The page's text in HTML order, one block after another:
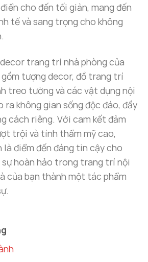
là tác phẩm nghệ thuật mà
bỉ, giúp bạn có thể sử dụng
hư hỏng hay mất đi giá trị thẩm
Phù Hợp Với Mọi Không
tượng làn nướctừDecor Hà
linh hoạt, phù hợp với mọi
Các kích thước tranh bao
thước này, bạn có thể dễ dàng
các không gian khác. Nếu
cho đến tối giản, mang đến
tế và sang trọng cho không
trang trí nhà phòng của
gồm tượng decor, đồ trang trí
treo tường và các vật dụng nội
không gian sống độc đáo, đầy
cách riêng. Với cam kết đảm
trội và tính thẩm mỹ cao,
là điểm đến đáng tin cậy cho
hoàn hảo trong trang trí nội
của bạn thành một tác phẩm